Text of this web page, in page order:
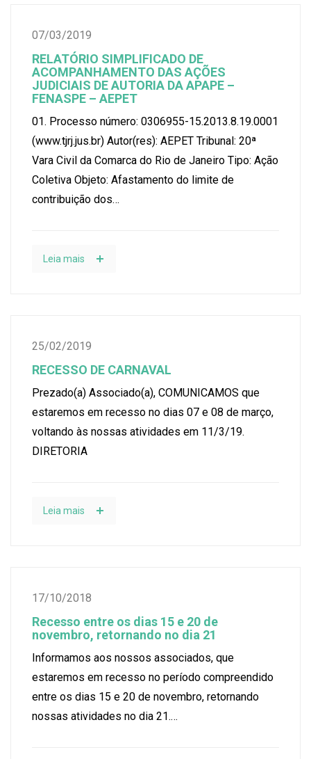
07/03/2019
RELATÓRIO SIMPLIFICADO DE
ACOMPANHAMENTO DAS AÇÕES
JUDICIAIS DE AUTORIA DA APAPE –
FENASPE – AEPET
01. Processo número: 0306955-15.2013.8.19.0001
(www.tjrj.jus.br) Autor(res): AEPET Tribunal: 20ª
Vara Civil da Comarca do Rio de Janeiro Tipo: Ação
Coletiva Objeto: Afastamento do limite de
contribuição dos…
Leia mais
25/02/2019
RECESSO DE CARNAVAL
Prezado(a) Associado(a), COMUNICAMOS que
estaremos em recesso no dias 07 e 08 de março,
voltando às nossas atividades em 11/3/19.
DIRETORIA
Leia mais
17/10/2018
Recesso entre os dias 15 e 20 de
novembro, retornando no dia 21
Informamos aos nossos associados, que
estaremos em recesso no período compreendido
entre os dias 15 e 20 de novembro, retornando
nossas atividades no dia 21.…